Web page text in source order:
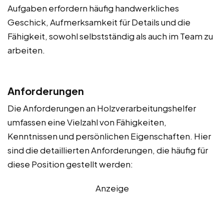
Aufgaben erfordern häufig handwerkliches
Geschick, Aufmerksamkeit für Details und die
Fähigkeit, sowohl selbstständig als auch im Team zu
arbeiten.
Anforderungen
Die Anforderungen an Holzverarbeitungshelfer
umfassen eine Vielzahl von Fähigkeiten,
Kenntnissen und persönlichen Eigenschaften. Hier
sind die detaillierten Anforderungen, die häufig für
diese Position gestellt werden:
Anzeige